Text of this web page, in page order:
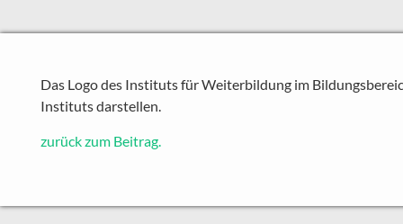
Das Logo des Instituts für Weiterbildung im
Instituts darstellen.
zurück zum Beitrag.